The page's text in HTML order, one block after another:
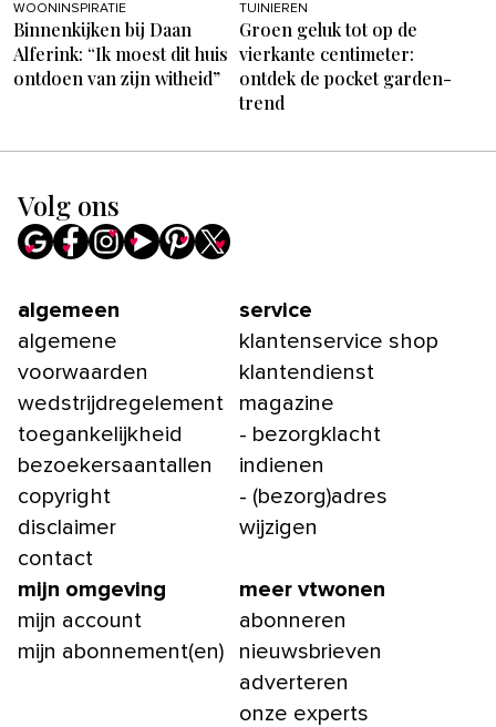
WOONINSPIRATIE
Binnenkijken bij Daan
Alferink: “Ik moest dit huis
ontdoen van zijn witheid”
TUINIEREN
Groen geluk tot op de
vierkante centimeter:
ontdek de pocket garden-
trend
Volg ons
algemeen
algemene
voorwaarden
wedstrijdregelement
toegankelijkheid
bezoekersaantallen
copyright
disclaimer
contact
service
klantenservice shop
klantendienst
magazine
- bezorgklacht
indienen
- (bezorg)adres
wijzigen
mijn omgeving
mijn account
mijn abonnement(en)
meer vtwonen
abonneren
nieuwsbrieven
adverteren
onze experts